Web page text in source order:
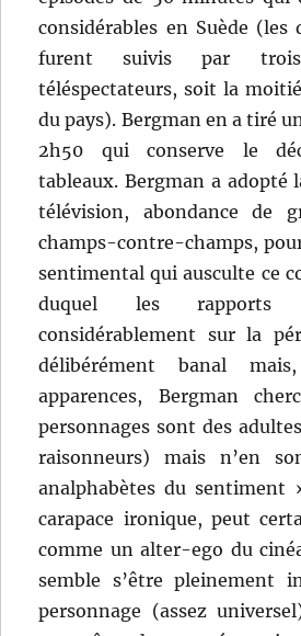
considérables en Suède (les
furent suivis par
téléspectateurs, soit la
du pays). Bergman en a tiré
2h50 qui conserve le
tableaux. Bergman a adopté
télévision, abondance de
champs-contre-champs,
sentimental qui ausculte ce
duquel les rapports
considérablement sur la
délibérément banal
apparences, Bergman
personnages sont des
raisonneurs) mais n’en
analphabètes du sentiment
carapace ironique, peut
comme un alter-ego du
semble s’être pleinement
personnage (assez